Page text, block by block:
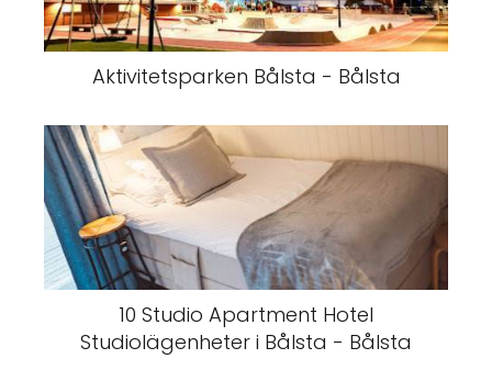
Aktivitetsparken Bålsta - Bålsta
10 Studio Apartment Hotel
Studiolägenheter i Bålsta - Bålsta